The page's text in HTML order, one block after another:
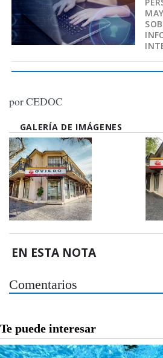
por CEDOC
GALERÍA DE IMÁGENES
EN ESTA NOTA
Comentarios